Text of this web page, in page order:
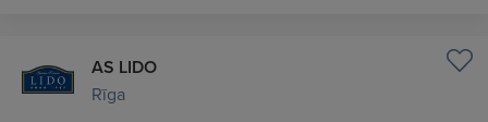
AS LIDO
Rīga